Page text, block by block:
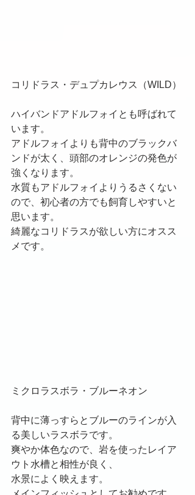
コリドラス・デュプカレウス（WILD）
ハイバンドアドルフォイとも呼ばれて
います。
アドルフォイよりも背中のブラックバ
ンドが太く、頭部のオレンジの発色が
強くなります。
水質もアドルフォイよりうるさくない
ので、初心者の方でも飼育しやすいと
思います。
綺麗なコリドラスが欲しい方にオスス
メです。
ミクロラスボラ・ブルーネオン
背中に薄っすらとブルーのラインが入
る美しいラスボラです。
爽やか体色なので、岩を使ったレイア
ウト水槽と相性が良く、
水景によく映えます。